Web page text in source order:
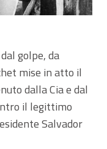
golpe, da
mise in atto il
dalla Cia e dal
il legittimo
Salvador